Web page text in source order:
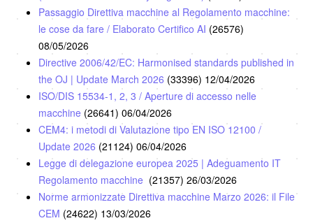
Passaggio Direttiva macchine al Regolamento macchine:
le cose da fare / Elaborato Certifico AI (26576)
08/05/2026
Directive 2006/42/EC: Harmonised standards published in
the OJ | Update March 2026 (33396) 12/04/2026
ISO/DIS 15534-1, 2, 3 / Aperture di accesso nelle
macchine (26641) 06/04/2026
CEM4: i metodi di Valutazione tipo EN ISO 12100 /
Update 2026 (21124) 06/04/2026
Legge di delegazione europea 2025 | Adeguamento IT
Regolamento macchine (21357) 26/03/2026
Norme armonizzate Direttiva macchine Marzo 2026: il File
CEM (24622) 13/03/2026